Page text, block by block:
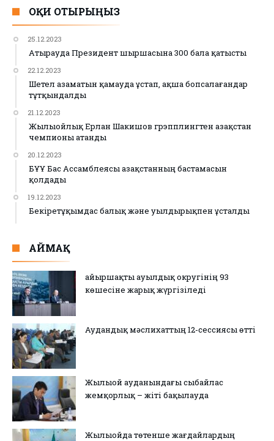
ОҚИ ОТЫРЫҢЫЗ
25.12.2023
Атырауда Президент шыршасына 300 бала қатысты
22.12.2023
Шетел азаматын қамауда ұстап, ақша бопсалағандар
тұтқындалды
21.12.2023
Жылыойлық Ерлан Шакишов грэпплингтен Қазақстан
чемпионы атанды
20.12.2023
БҰҰ Бас Ассамблеясы Қазақстанның бастамасын
қолдады
19.12.2023
Бекіретұқымдас балық және уылдырықпен ұсталды
АЙМАҚ
Қайыршақты ауылдық округінің 93
көшесіне жарық жүргізіледі
Аудандық мәслихаттың 12-сессиясы өтті
Жылыой ауданындағы сыбайлас
жемқорлық – жіті бақылауда
Жылыойда төтенше жағдайлардың